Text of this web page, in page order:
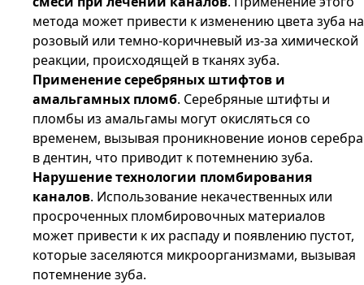
метода может привести к изменению цвета зуба на
розовый или темно-коричневый из-за химической
реакции, происходящей в тканях зуба.
Применение серебряных штифтов и
амальгамных пломб. Серебряные штифты и
пломбы из амальгамы могут окисляться со
временем, вызывая проникновение ионов серебра
в дентин, что приводит к потемнению зуба.
Нарушение технологии пломбирования
каналов. Использование некачественных или
просроченных пломбировочных материалов
может привести к их распаду и появлению пустот,
которые заселяются микроорганизмами, вызывая
потемнение зуба.